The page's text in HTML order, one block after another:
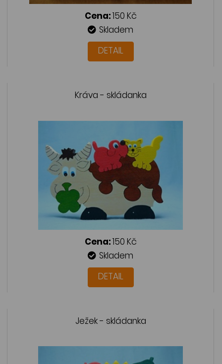
Cena:150 Kč
Skladem
DETAIL
Kráva - skládanka
Cena:150 Kč
Skladem
DETAIL
Ježek - skládanka